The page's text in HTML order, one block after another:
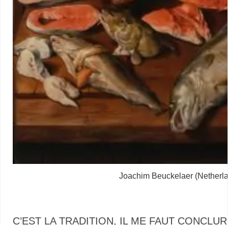
Joachim Beuckelaer
C’EST LA TRADITION, IL ME FAUT